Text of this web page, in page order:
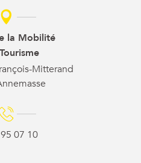
la Mobilité
Mitterand
07 10